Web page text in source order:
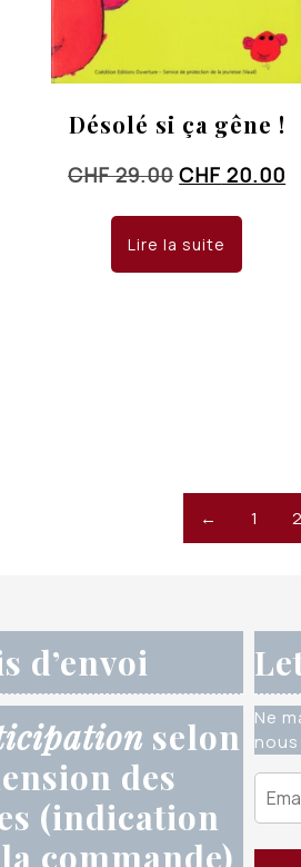
Désolé si ça gêne !
CHF29.00 Le
initial
était :
CHF 20.00
Lire la suite
← 1 2
d’envoi
selon
des
(indication
commande)
Ne